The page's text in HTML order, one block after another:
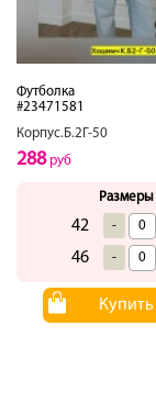
Футболка
#23471581
Корпус.Б.2Г-50
288руб
Размеры
42 -
46 -
Купить